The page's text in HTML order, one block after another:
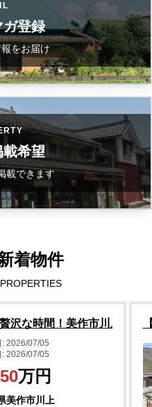
ガ登録
をお届け
希望
載できます
着物件
沢な時間！美作市川上のロ
:2026/07/05
:2026/07/05
万円
美作市川上